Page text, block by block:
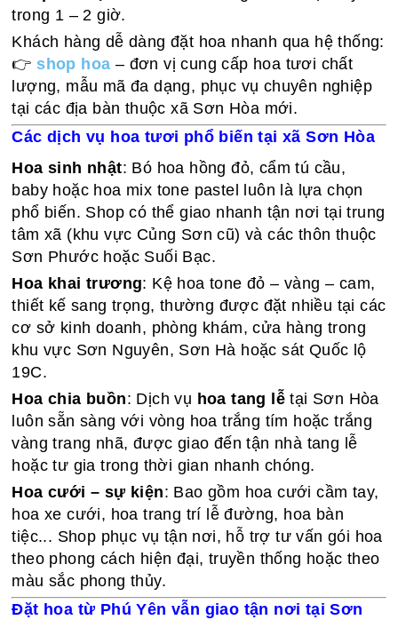
trong 1 – 2 giờ.
Khách hàng dễ dàng đặt hoa nhanh qua hệ thống:
👉 shop hoa – đơn vị cung cấp hoa tươi chất
lượng, mẫu mã đa dạng, phục vụ chuyên nghiệp
tại các địa bàn thuộc xã Sơn Hòa mới.
Các dịch vụ hoa tươi phổ biến tại xã Sơn Hòa
Hoa sinh nhật: Bó hoa hồng đỏ, cẩm tú cầu,
baby hoặc hoa mix tone pastel luôn là lựa chọn
phổ biến. Shop có thể giao nhanh tận nơi tại trung
tâm xã (khu vực Củng Sơn cũ) và các thôn thuộc
Sơn Phước hoặc Suối Bạc.
Hoa khai trương: Kệ hoa tone đỏ – vàng – cam,
thiết kế sang trọng, thường được đặt nhiều tại các
cơ sở kinh doanh, phòng khám, cửa hàng trong
khu vực Sơn Nguyên, Sơn Hà hoặc sát Quốc lộ
19C.
Hoa chia buồn: Dịch vụ hoa tang lễ tại Sơn Hòa
luôn sẵn sàng với vòng hoa trắng tím hoặc trắng
vàng trang nhã, được giao đến tận nhà tang lễ
hoặc tư gia trong thời gian nhanh chóng.
Hoa cưới – sự kiện: Bao gồm hoa cưới cầm tay,
hoa xe cưới, hoa trang trí lễ đường, hoa bàn
tiệc... Shop phục vụ tận nơi, hỗ trợ tư vấn gói hoa
theo phong cách hiện đại, truyền thống hoặc theo
màu sắc phong thủy.
Đặt hoa từ Phú Yên vẫn giao tận nơi tại Sơn